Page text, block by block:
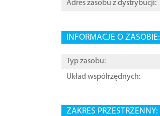
Adres zasobu z dystrybucji:
INFORMACJE O ZASOBIE:
Typ zasobu:
Układ współrzędnych:
ZAKRES PRZESTRZENNY: